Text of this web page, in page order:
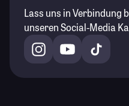
Lass uns in Verbindung
unseren Social-Media